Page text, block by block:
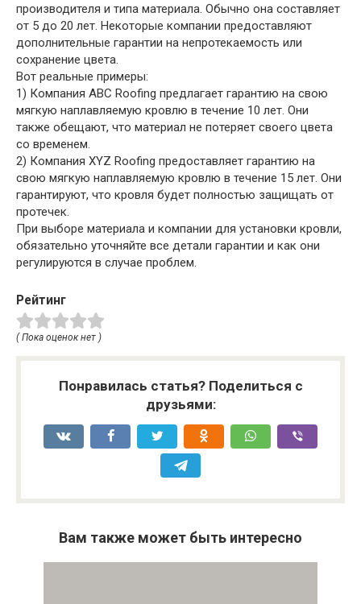
производителя и типа материала. Обычно она составляет
от 5 до 20 лет. Некоторые компании предоставляют
дополнительные гарантии на непротекаемость или
сохранение цвета.
Вот реальные примеры:
1) Компания ABC Roofing предлагает гарантию на свою
мягкую наплавляемую кровлю в течение 10 лет. Они
также обещают, что материал не потеряет своего цвета
со временем.
2) Компания XYZ Roofing предоставляет гарантию на
свою мягкую наплавляемую кровлю в течение 15 лет. Они
гарантируют, что кровля будет полностью защищать от
протечек.
При выборе материала и компании для установки кровли,
обязательно уточняйте все детали гарантии и как они
регулируются в случае проблем.
Рейтинг
( Пока оценок нет )
Понравилась статья? Поделиться с
друзьями:
Вам также может быть интересно